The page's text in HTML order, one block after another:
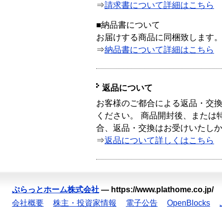
⇒請求書について詳細はこちら
■納品書について
お届けする商品に同梱致します。
⇒納品書について詳細はこちら
返品について
お客様のご都合による返品・交
ください。 商品開封後、または
合、返品・交換はお受けいたし
⇒返品について詳しくはこちら
ぷらっとホーム株式会社 — https://www.plathome.co.jp/
会社概要
株主・投資家情報 電子公告 OpenBlocks